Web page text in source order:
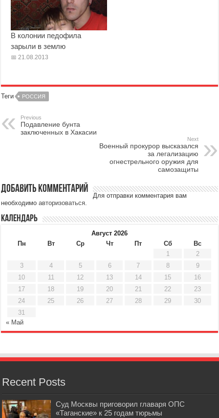
В колонии педофила
зарыли в землю
21.08.2013
Теги РОССИЯ
Previous
Подавление бунта
заключенных в Хакасии
Next
Военный прокурор высказался
за легализацию
огнестрельного оружия для
самозащиты
Добавить комментарий
Для отправки комментария вам
необходимоавторизоваться.
Календарь
Август 2026
Пн
Вт Ср Чт Пт Сб
Вс
1
2
3
4 5 6 7 8
9
10
11 12 13 14 15
16
17
18 19 20 21 22
23
24
25 26 27 28 29
30
31
« Май
Recent Posts
Суд Москвы приговорил главаря ОПС
«Таганские» к 25 годам тюрьмы